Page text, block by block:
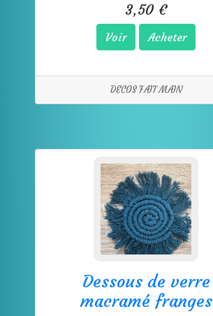
3,50 €
Voir Acheter
DECOS FAIT MAIN
Dessous de verre
macramé franges